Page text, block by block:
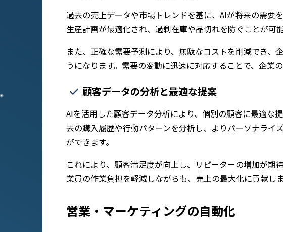
過去の売上データや市場トレンドを基に、AIが将来の需要
生産計画が最適化され、過剰在庫や品切れを防ぐことが可能
また、正確な需要予測により、無駄なコストを削減でき、
うになります。需要の変動に迅速に対応することで、企業
顧客データの分析と最適な提案
AIを活用した顧客データ分析により、個別の顧客に最適な
去の購入履歴や行動パターンを分析し、よりパーソナライ
ができます。
これにより、顧客満足度が向上し、リピーターの増加が期
業員の作業負担を軽減しながらも、売上の最大化に貢献しま
営業・マーケティングの自動化